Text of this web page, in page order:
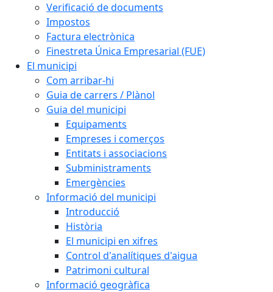
Verificació de documents
Impostos
Factura electrònica
Finestreta Única Empresarial (FUE)
El municipi
Com arribar-hi
Guia de carrers / Plànol
Guia del municipi
Equipaments
Empreses i comerços
Entitats i associacions
Subministraments
Emergències
Informació del municipi
Introducció
Història
El municipi en xifres
Control d'analítiques d'aigua
Patrimoni cultural
Informació geogràfica